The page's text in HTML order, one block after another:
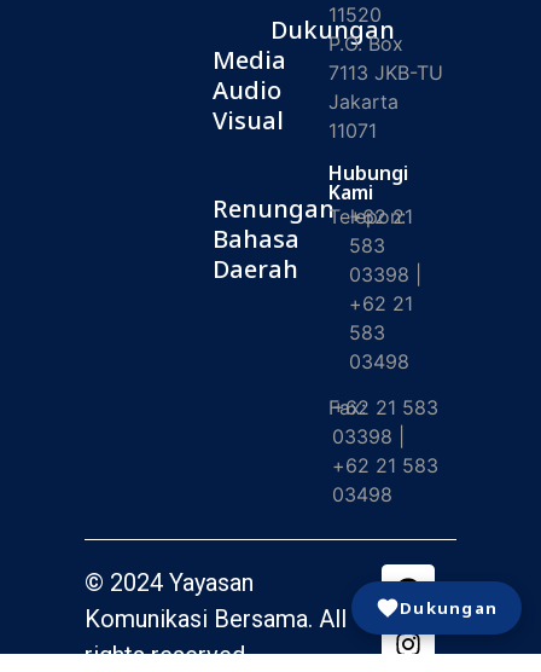
Media
Audio
Visual
Renungan
Bahasa
Daerah
Dukungan
11520
P.O. Box
7113 JKB-TU
Jakarta
11071
Hubungi
Kami
Telepon:
+62 21
583
03398 |
+62 21
583
03498
Fax:
+62 21 583
03398 |
+62 21 583
03498
© 2024 Yayasan
Komunikasi Bersama. All
rights reserved.
Dukungan